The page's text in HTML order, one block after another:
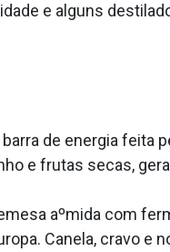
e alguns
de energia feita
e frutas secas,
aºmida com
Canela, cravo e